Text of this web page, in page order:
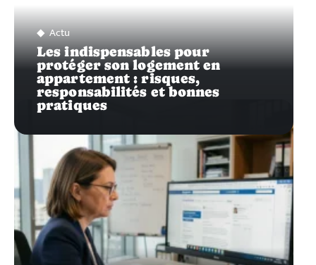
Actu
Les indispensables pour
protéger son logement en
appartement : risques,
responsabilités et bonnes
pratiques